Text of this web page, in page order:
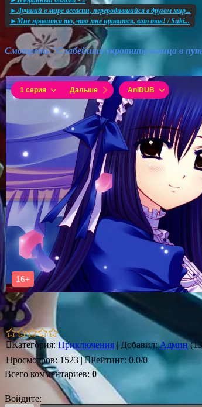
►Лучший в мире ассасин, переродившийся в другом мир...
►Мне нравится то, что мне нравится, вот так! / Suki...
Смотреть "Слабейшая укротительница в
Категория: Приключения | Добавил: Админ
Просмотров: 1523 | Рейтинг: 0.0/0
Всего комментариев: 0
Войдите: